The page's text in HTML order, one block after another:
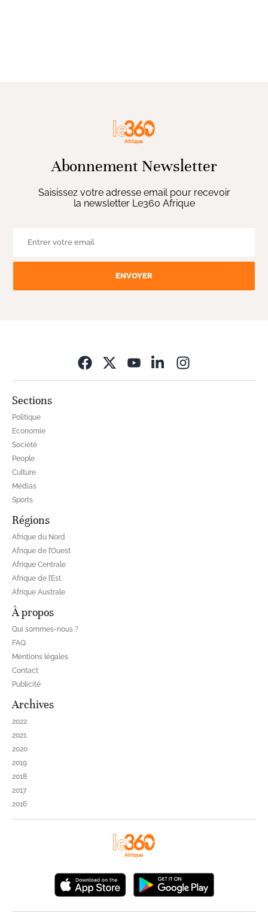
Abonnement Newsletter
Saisissez votre adresse email pour recevoir
la newsletter Le360 Afrique
ENVOYER
Sections
Politique
Economie
Société
People
Culture
Médias
Sports
Régions
Afrique du Nord
Afrique de l’Ouest
Afrique Centrale
Afrique de l’Est
Afrique Australe
À propos
Qui sommes-nous ?
FAQ
Mentions légales
Contact
Publicité
Archives
2022
2021
2020
2019
2018
2017
2016